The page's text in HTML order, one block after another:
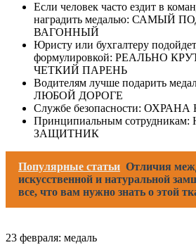
Если человек часто ездит в
наградить медалью: САМЫЙ
ВАГОННЫЙ
Юристу или бухгалтеру
формулировкой: РЕАЛЬНО
ЧЕТКИЙ ПАРЕНЬ
Водителям лучше подарить
ЛЮБОЙ ДОРОГЕ
Службе безопасности:
Принципиальным
ЗАЩИТНИК
Популярные статьи Отличия
искусственной и натуральной
все, что вам нужно знать о этой
23 февраля: медаль